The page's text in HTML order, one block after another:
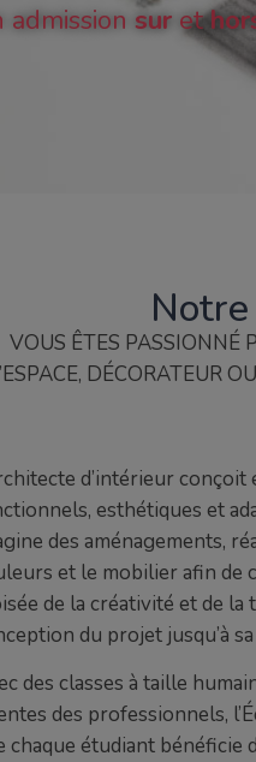
sur et
VOUS ÊTES PASSIONNÉ
DÉCORATEUR
d’intérieur
esthétiques et
des aménagements,
et le mobilier afin de
de la créativité et de la
du projet jusqu’à
des classes à taille
des professionnels,
chaque étudiant bénéficie